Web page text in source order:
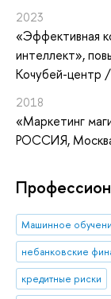
2023
«Эффективная
интеллект»,
Кочубей-
2018
«Маркетинг
РОССИЯ,
Машинное
небанковские
кредитные риски